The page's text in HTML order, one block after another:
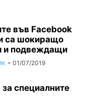
във Facebook
са шокиращо
и подвеждащи
- 01/07/2019
специалните